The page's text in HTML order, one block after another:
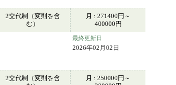
2交代制（変則を含
む）
月 : 271400円～
400000円
最終更新日
2026年02月02日
2交代制（変則を含
月 : 250000円～